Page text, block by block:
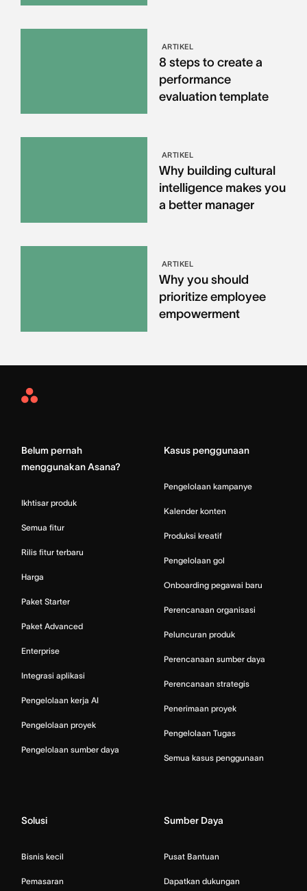
ARTIKEL
8 steps to create a
performance
evaluation template
ARTIKEL
Why building cultural
intelligence makes you
a better manager
ARTIKEL
Why you should
prioritize employee
empowerment
Asana
Belum pernah
menggunakan Asana?
Ikhtisar produk
Semua fitur
Rilis fitur terbaru
Harga
Paket Starter
Paket Advanced
Enterprise
Integrasi aplikasi
Pengelolaan kerja AI
Pengelolaan proyek
Pengelolaan sumber daya
Kasus penggunaan
Pengelolaan kampanye
Kalender konten
Produksi kreatif
Pengelolaan gol
Onboarding pegawai baru
Perencanaan organisasi
Peluncuran produk
Perencanaan sumber daya
Perencanaan strategis
Penerimaan proyek
Pengelolaan Tugas
Semua kasus penggunaan
Solusi
Bisnis kecil
Pemasaran
Sumber Daya
Pusat Bantuan
Dapatkan dukungan